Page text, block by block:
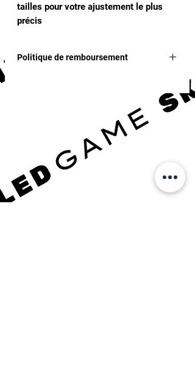
tailles pour votre ajustement le plus
précis
Politique de remboursement